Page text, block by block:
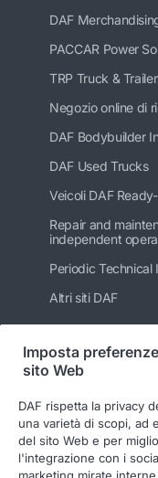
DAF
PACCAR Power
TRP Truck &
Negozio online di
DAF Bodybuilder
DAF Used Trucks
Veicoli DAF
Repair and
independent
Periodic Technical
Altri siti DAF
Seguici
Imposta
sito Web
DAF rispetta la privacy
una varietà di scopi, ad
del sito Web e per
l'integrazione con i